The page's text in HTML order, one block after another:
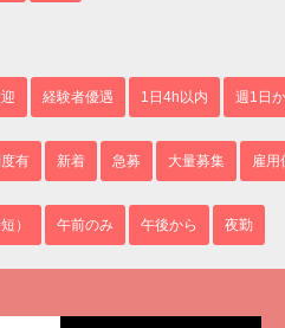
経験者優遇 1日4h以内 週1日
有 新着 急募 大量募集 雇用
） 午前のみ 午後から 夜勤